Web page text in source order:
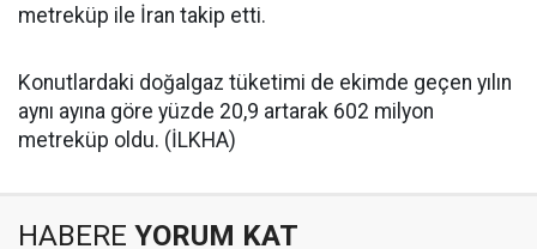
metreküp ile İran takip etti.
Konutlardaki doğalgaz tüketimi de ekimde geçen yılın
aynı ayına göre yüzde 20,9 artarak 602 milyon
metreküp oldu. (İLKHA)
HABERE YORUM KAT